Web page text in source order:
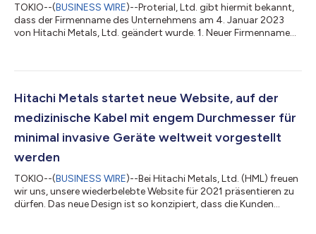
TOKIO--(BUSINESS WIRE)--Proterial, Ltd. gibt hiermit bekannt,
dass der Firmenname des Unternehmens am 4. Januar 2023
von Hitachi Metals, Ltd. geändert wurde. 1. Neuer Firmenname
Unternehmensphilosophie wider, die aus drei Elementen
„Nachhaltigkeit durch hohe Leistung anführen“ und Werte:
Hitachi Metals startet neue Website, auf der
medizinische Kabel mit engem Durchmesser für
minimal invasive Geräte weltweit vorgestellt
werden
TOKIO--(BUSINESS WIRE)--Bei Hitachi Metals, Ltd. (HML) freuen
wir uns, unsere wiederbelebte Website für 2021 präsentieren zu
dürfen. Das neue Design ist so konzipiert, dass die Kunden